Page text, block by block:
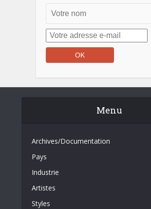
Menu
Archives/Documentation
Pays
Industrie
Artistes
Styles